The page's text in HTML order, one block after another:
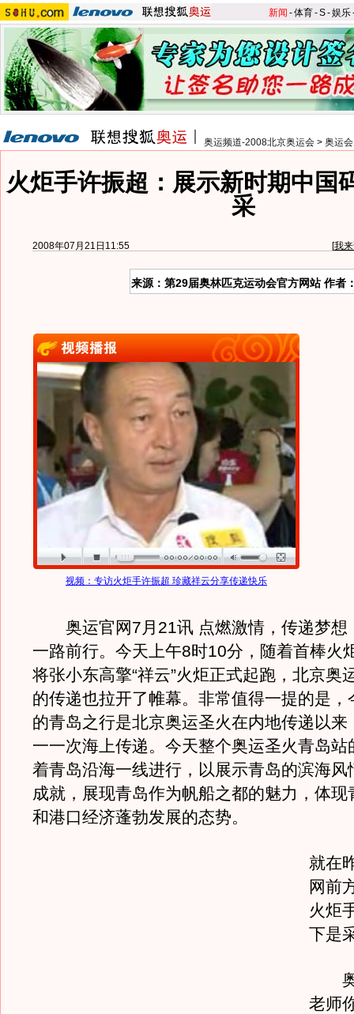
新闻 -体育-S-娱乐
奥运频道-2008北京奥运会 > 奥运
火炬手许振超：展示新时期中国
采
2008年07月21日11:55 [我
来源：第29届奥林匹克运动会官方网站 作者
视频：专访火炬手许振超 珍藏祥云分享传递快乐
奥运官网7月21讯 点燃激情，传递梦想
一路前行。今天上午8时10分，随着首棒火
将张小东高擎“祥云”火炬正式起跑，北京奥
的传递也拉开了帷幕。非常值得一提的是，
的青岛之行是北京奥运圣火在内地传递以来
一一次海上传递。今天整个奥运圣火青岛站
着青岛沿海一线进行，以展示青岛的滨海风
成就，展现青岛作为帆船之都的魅力，体现
和港口经济蓬勃发展的态势。
就在
网前
火炬
下是
奥
老师